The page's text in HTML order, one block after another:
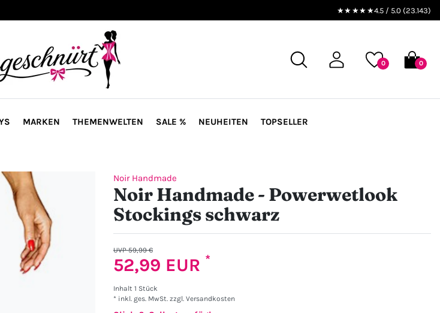
★★★★★4.5 / 5.0 (23.143)
0 0
MARKEN THEMENWELTEN SALE % NEUHEITEN TOPSELLER
Noir Handmade
Noir Handmade - Powerwetlook
Stockings schwarz
UVP 59,99 €
52,99 EUR *
Inhalt 1 Stück
* inkl. ges. MwSt. zzgl. Versandkosten